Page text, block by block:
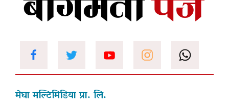
मेघा मल्टिमिडिया प्रा. लि.